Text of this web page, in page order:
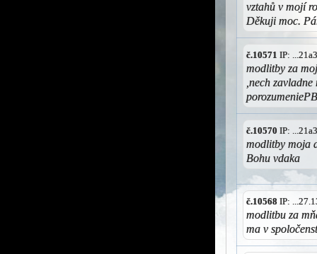
vztahů v mojí
Děkuji moc.
č.10571 IP:
modlitby za
,nech
č.10570 IP:
modlitby moja
Bohu vdaka
č.10568 IP:
modlitbu za
ma v